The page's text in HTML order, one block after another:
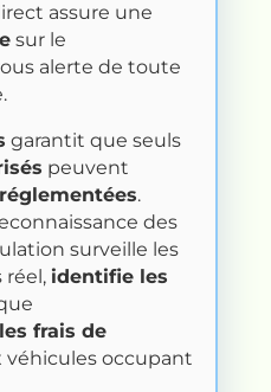
assure une
sur le
alerte de toute
garantit que seuls
peuvent
.
des
surveille les
réel, identifie les
les frais de
véhicules occupant